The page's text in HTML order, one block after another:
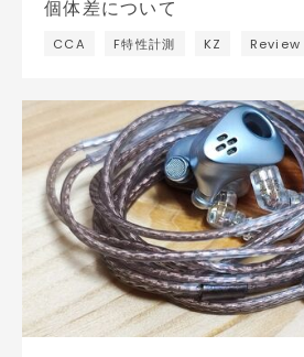
CCA F特性計測 KZ Review